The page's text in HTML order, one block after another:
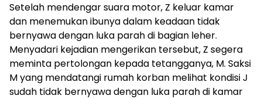
Setelah mendengar suara motor, Z keluar kamar
dan menemukan ibunya dalam keadaan tidak
bernyawa dengan luka parah di bagian leher.
Menyadari kejadian mengerikan tersebut, Z segera
meminta pertolongan kepada tetangganya, M. Saksi
M yang mendatangi rumah korban melihat kondisi J
sudah tidak bernyawa dengan luka parah di kamar